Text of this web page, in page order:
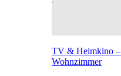
TV & Heimkino –
Wohnzimmer